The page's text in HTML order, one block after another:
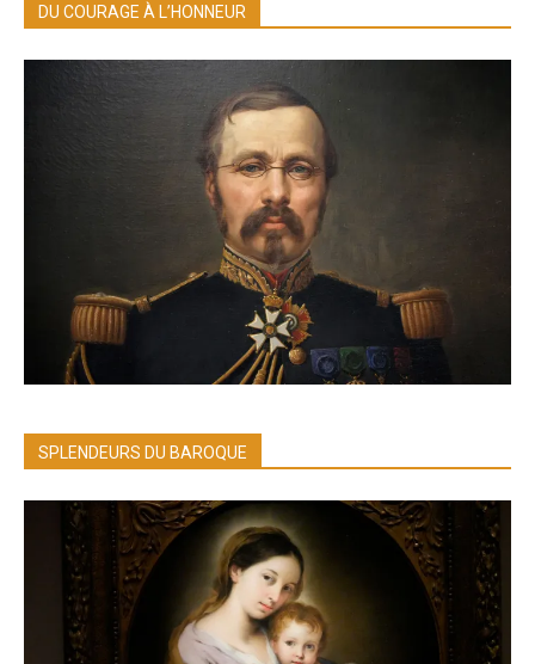
DU COURAGE À L’HONNEUR
SPLENDEURS DU BAROQUE